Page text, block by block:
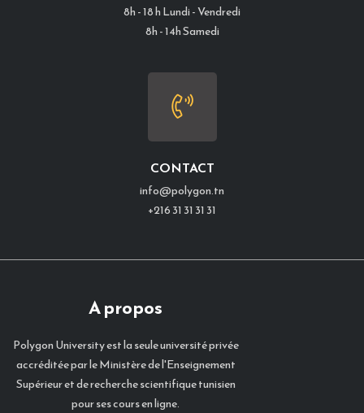
8h - 18 h Lundi - Vendredi
8h - 14h Samedi
CONTACT
info@polygon.tn
+216 31 31 31 31
A propos
Polygon University est la seule université privée
accréditée par le Ministère de l'Enseignement
Supérieur et de recherche scientifique tunisien
pour ses cours en ligne.